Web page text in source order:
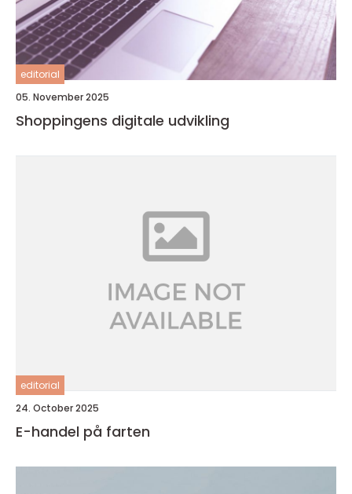
editorial
05. November 2025
Shoppingens digitale udvikling
editorial
24. October 2025
E-handel på farten